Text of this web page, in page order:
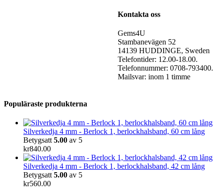
Kontakta oss
Gems4U
Stambanevägen 52
14139 HUDDINGE, Sweden
Telefontider: 12.00-18.00.
Telefonnummer: 0708-793400.
Mailsvar: inom 1 timme
Populäraste produkterna
Silverkedja 4 mm - Berlock 1, berlockhalsband, 60 cm lång
Betygsatt 5.00 av 5
kr840.00
Silverkedja 4 mm - Berlock 1, berlockhalsband, 42 cm lång
Betygsatt 5.00 av 5
kr560.00